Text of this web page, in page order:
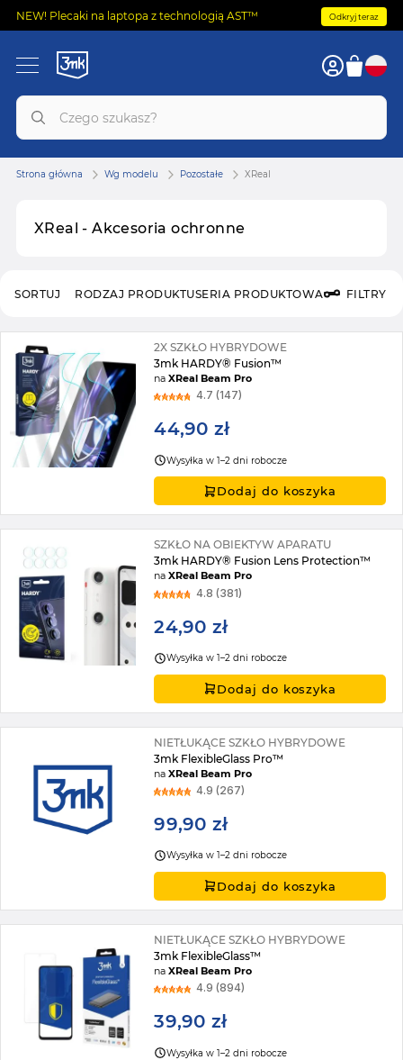
NEW! Plecaki na laptopa z technologią AST™ Odkryj teraz
XReal - Akcesoria ochronne
Strona główna Wg modelu Pozostałe XReal
RODZAJ PRODUKTUSERIA PRODUKTOWA FILTRY
SORTUJ
2X SZKŁO HYBRYDOWE
3mk HARDY® Fusion™
naXReal Beam Pro
4.7 (147)
44,90 zł
Wysyłka w 1–2 dni robocze
Dodaj do koszyka
SZKŁO NA OBIEKTYW APARATU
3mk HARDY® Fusion Lens Protection™
naXReal Beam Pro
4.8 (381)
24,90 zł
Wysyłka w 1–2 dni robocze
Dodaj do koszyka
NIETŁUKĄCE SZKŁO HYBRYDOWE
3mk FlexibleGlass Pro™
naXReal Beam Pro
4.9 (267)
99,90 zł
Wysyłka w 1–2 dni robocze
Dodaj do koszyka
NIETŁUKĄCE SZKŁO HYBRYDOWE
3mk FlexibleGlass™
naXReal Beam Pro
4.9 (894)
39,90 zł
Wysyłka w 1–2 dni robocze